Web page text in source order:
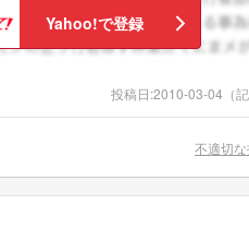
Yahoo!で登録
投稿日:2010-03-04 （
不適切